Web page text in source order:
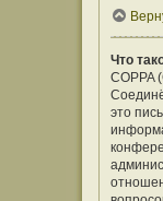
Что
COPPA
это